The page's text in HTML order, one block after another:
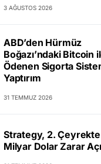
3 AĞUSTOS 2026
ABD’den Hürmüz
Boğazı’ndaki Bitcoin
Ödenen Sigorta
Yaptırım
31 TEMMUZ 2026
Strategy, 2.
Milyar Dolar Zarar